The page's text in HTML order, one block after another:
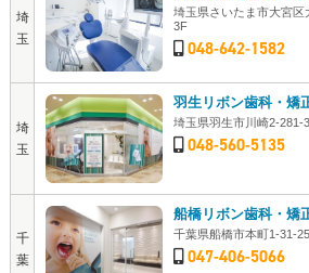
埼
玉
埼玉県さいたま市大宮
3F
048-642-1582
埼
玉
羽生リボン歯科・矯
埼玉県羽生市川崎2-281-
048-560-5135
千
葉
船橋リボン歯科・矯
千葉県船橋市本町1-31-
047-406-5066